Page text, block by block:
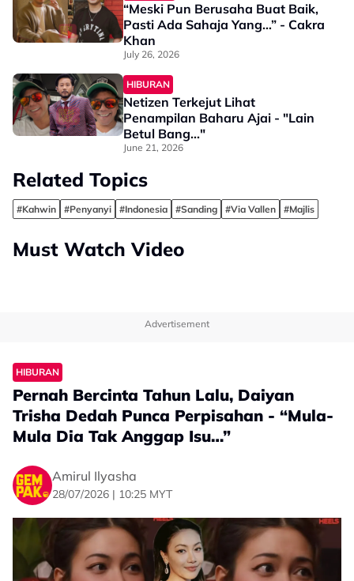
“Meski Pun Berusaha Buat Baik,
Pasti Ada Sahaja Yang…” - Cakra
Khan
July 26, 2026
HIBURAN
Netizen Terkejut Lihat
Penampilan Baharu Ajai - "Lain
Betul Bang..."
June 21, 2026
Related Topics
#Kahwin #Penyanyi #Indonesia #Sanding #Via Vallen #Majlis
Must Watch Video
Advertisement
HIBURAN
Pernah Bercinta Tahun Lalu, Daiyan
Trisha Dedah Punca Perpisahan - “Mula-
Mula Dia Tak Anggap Isu…”
Amirul Ilyasha
28/07/2026 | 10:25 MYT